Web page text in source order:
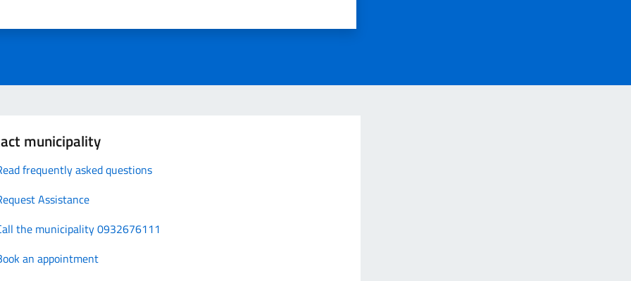
municipality
frequently asked questions
Assistance
the municipality 0932676111
an appointment